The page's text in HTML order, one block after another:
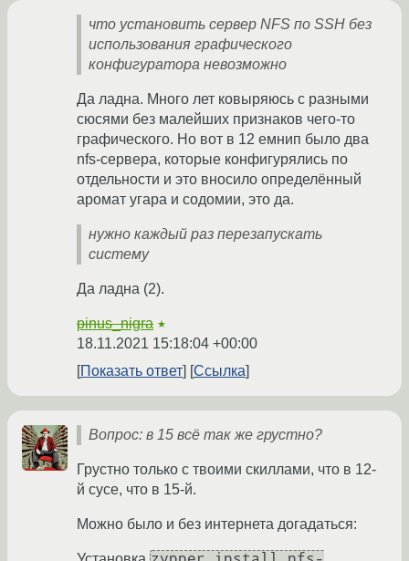
что установить сервер NFS по SSH без
использования графического
конфигуратора невозможно
Да ладна. Много лет ковыряюсь с разными
сюсями без малейших признаков чего-то
графического. Но вот в 12 емнип было два
nfs-сервера, которые конфигурялись по
отдельности и это вносило определённый
аромат угара и содомии, это да.
нужно каждый раз перезапускать
систему
Да ладна (2).
pinus_nigra ★
18.11.2021 15:18:04 +00:00
Показать ответ
Ссылка
Вопрос: в 15 всё так же грустно?
Грустно только с твоими скиллами, что в 12-
й сусе, что в 15-й.
Можно было и без интернета догадаться: